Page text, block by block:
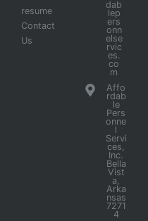
resume
Contact
Us
dab
lep
ers
onn
else
rvic
es.
co
m
Affo
rdab
le
Pers
onne
l
Servi
ces,
Inc.
Bella
Vist
a,
Arka
nsas
7271
4